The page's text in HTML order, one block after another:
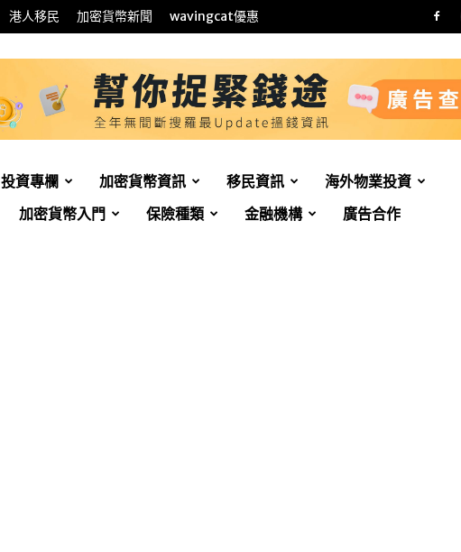
港人移民 加密貨幣新聞 wavingcat優惠
投資專欄 加密貨幣資訊 移民資訊
海外物業投資
加密貨幣入門 保險種類 金融機構 廣告合作